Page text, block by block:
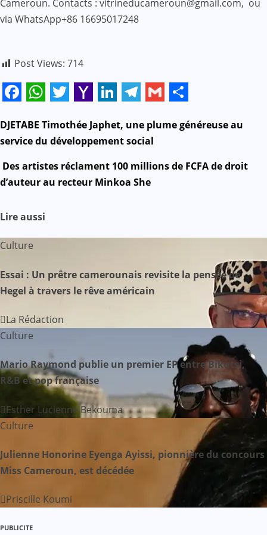
Cameroun. Contacts : vitrineducameroun@gmail.com, ou
via WhatsApp+86 16695017248
Post Views: 714
Mail
N
v
a
t
o
d
e
l
’
a
r
t
DJETABE Timothée Japhet, une plume généreuse au
service du développement social
Des artistes réclament 100 millions de FCFA de droit
d’auteur au recteur Minkoa She
Lire aussi
Culture
Essai : Un prêtre camerounais revisite la pensée de
Hegel à travers le rêve américain
La Rédaction
Culture
Mario Raymond publie un premier EP entre Bikutsi,
R&B et pop française
Esther Lucienne Bekouma
Culture
Julienne Honorine Eyenga Ayissi, pionnière du concours
Miss Cameroun, est décédée
Priscille Koumi
PUBLICITE